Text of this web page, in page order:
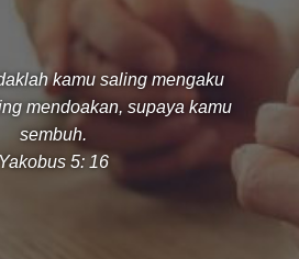
kamu saling mengaku
mendoakan, supaya kamu
sembuh.
Yakobus 5: 16